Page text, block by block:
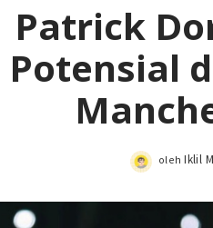
Patrick
Potensial
Posted
oleh Iklil